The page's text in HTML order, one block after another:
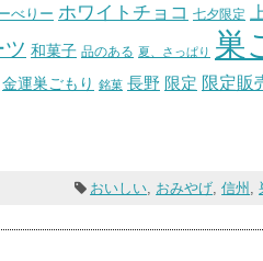
べりー ホワイトチョコ 七夕限定
和菓子 品のある 夏、さっぱり 巣
金運巣ごもり 銘菓 長野 限定 限定販
おいしい, おみやげ,信州 ,